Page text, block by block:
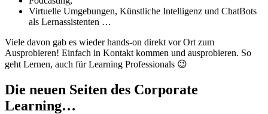
Virtuelle Umgebungen, Künstliche Intelligenz und ChatBots
als Lernassistenten …
Viele davon gab es wieder hands-on direkt vor Ort zum
Ausprobieren! Einfach in Kontakt kommen und ausprobieren. So
geht Lernen, auch für Learning Professionals 😉
Die neuen Seiten des Corporate
Learning…